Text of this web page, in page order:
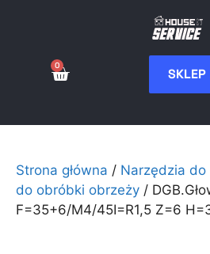
SKLEP
0
Strona główna / Narzędzia do
do obróbki obrzeży /
F=35+6/M4/45I=R1,5 Z=6